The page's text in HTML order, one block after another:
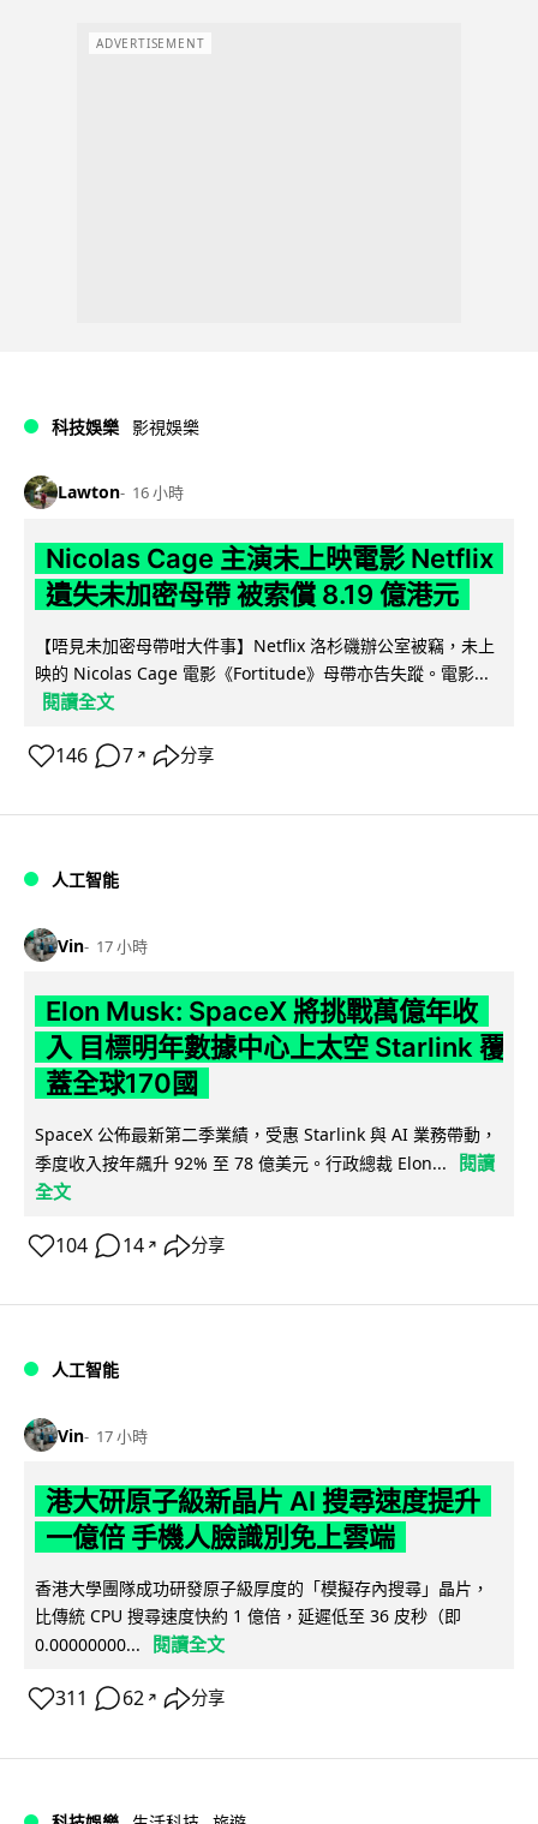
ADVERTISEMENT
科技娛樂 影視娛樂
Lawton 16 小時
Nicolas Cage 主演未上映電影 Netflix
遺失未加密母帶 被索償 8.19 億港元
【唔見未加密母帶咁大件事】Netflix 洛杉磯辦公室被竊，未上
映的 Nicolas Cage 電影《Fortitude》母帶亦告失蹤。電影...
閱讀全文
146 7 ↗ 分享
人工智能
Vin 17 小時
Elon Musk: SpaceX 將挑戰萬億年收
入 目標明年數據中心上太空 Starlink 覆
蓋全球170國
SpaceX 公佈最新第二季業績，受惠 Starlink 與 AI 業務帶動，
季度收入按年飆升 92% 至 78 億美元。行政總裁 Elon...
閱讀
全文
104 14 ↗ 分享
人工智能
Vin 17 小時
港大研原子級新晶片 AI 搜尋速度提升
一億倍 手機人臉識別免上雲端
香港大學團隊成功研發原子級厚度的「模擬存內搜尋」晶片，
比傳統 CPU 搜尋速度快約 1 億倍，延遲低至 36 皮秒（即
0.00000000...
閱讀全文
311 62 ↗ 分享